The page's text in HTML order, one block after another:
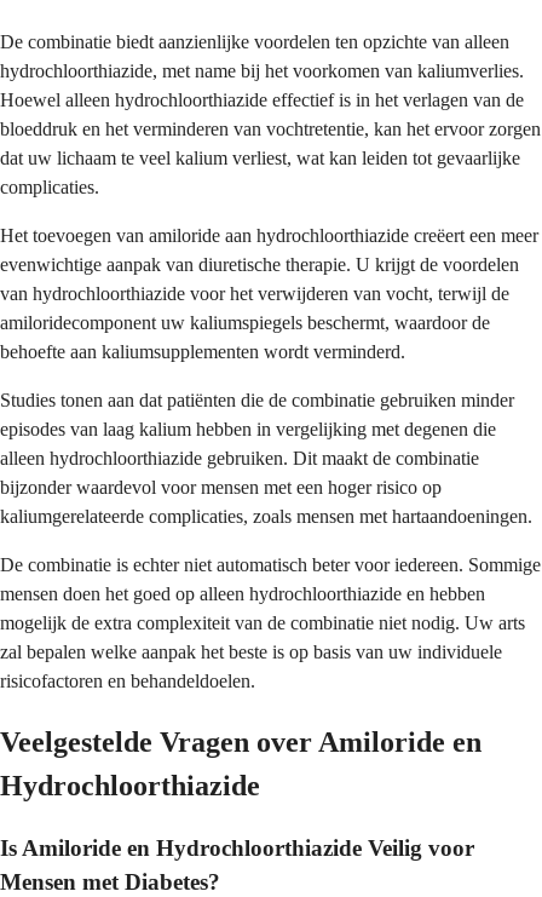
De combinatie biedt aanzienlijke voordelen ten opzichte van alleen
hydrochloorthiazide, met name bij het voorkomen van kaliumverlies.
Hoewel alleen hydrochloorthiazide effectief is in het verlagen van de
bloeddruk en het verminderen van vochtretentie, kan het ervoor zorgen
dat uw lichaam te veel kalium verliest, wat kan leiden tot gevaarlijke
complicaties.
Het toevoegen van amiloride aan hydrochloorthiazide creëert een meer
evenwichtige aanpak van diuretische therapie. U krijgt de voordelen
van hydrochloorthiazide voor het verwijderen van vocht, terwijl de
amiloridecomponent uw kaliumspiegels beschermt, waardoor de
behoefte aan kaliumsupplementen wordt verminderd.
Studies tonen aan dat patiënten die de combinatie gebruiken minder
episodes van laag kalium hebben in vergelijking met degenen die
alleen hydrochloorthiazide gebruiken. Dit maakt de combinatie
bijzonder waardevol voor mensen met een hoger risico op
kaliumgerelateerde complicaties, zoals mensen met hartaandoeningen.
De combinatie is echter niet automatisch beter voor iedereen. Sommige
mensen doen het goed op alleen hydrochloorthiazide en hebben
mogelijk de extra complexiteit van de combinatie niet nodig. Uw arts
zal bepalen welke aanpak het beste is op basis van uw individuele
risicofactoren en behandeldoelen.
Veelgestelde Vragen over Amiloride en
Hydrochloorthiazide
Is Amiloride en Hydrochloorthiazide Veilig voor
Mensen met Diabetes?